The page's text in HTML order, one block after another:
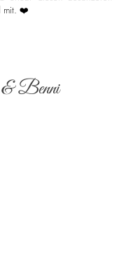
mit. ❤️
Benni